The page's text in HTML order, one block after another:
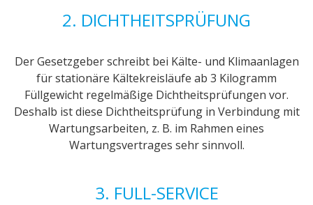
2. DICHTHEITSPRÜFUNG
Der Gesetzgeber schreibt bei Kälte- und Klimaanlagen
für stationäre Kältekreisläufe ab 3 Kilogramm
Füllgewicht regelmäßige Dichtheitsprüfungen vor.
Deshalb ist diese Dichtheitsprüfung in Verbindung mit
Wartungsarbeiten, z. B. im Rahmen eines
Wartungsvertrages sehr sinnvoll.
3. FULL-SERVICE